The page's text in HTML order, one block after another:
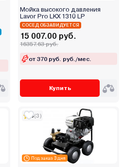
Мойка высокого давления
Lavor Pro LKX 1310 LP
СОСЕД ОБЗАВИДУЕТСЯ
15 007.00 руб.
16357.63 руб.
от 370 руб. руб./мес.
Купить
Под заказ 3 дня
5(3)